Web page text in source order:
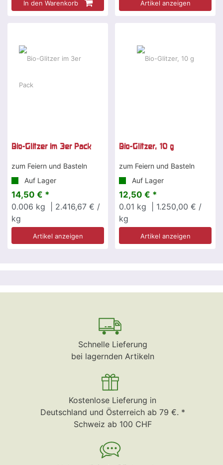
In den Warenkorb Artikel anzeigen
Bio-Glitzer im 3er Pack
zum Feiern und Basteln
Auf Lager
14,50 € *
0.006 kg
| 2.416,67 € /
kg
Artikel anzeigen
Bio-Glitzer, 10 g
zum Feiern und Basteln
Auf Lager
12,50 € *
0.01 kg
| 1.250,00 € /
kg
Artikel anzeigen
Schnelle Lieferung
bei lagernden Artikeln
Kostenlose Lieferung in
Deutschland und Österreich ab 79 €. *
Schweiz ab 100 CHF